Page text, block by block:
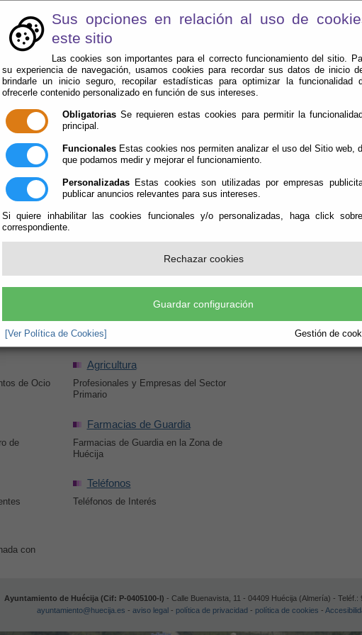
Sus opciones en relación al uso de
este sitio
Las cookies son importantes para el correcto funcionamiento del sitio.
su experiencia de navegación, usamos cookies para recordar sus datos de inicio
brindarle un inicio seguro, recopilar estadísticas para optimizar la funcionalidad
ofrecerle contenido personalizado en función de sus intereses.
Obligatorias Se requieren estas cookies para permitir la
principal.
Funcionales Estas cookies nos permiten analizar el uso del Sitio web,
que podamos medir y mejorar el funcionamiento.
Personalizadas Estas cookies son utilizadas por empresas
publicar anuncios relevantes para sus intereses.
Si quiere inhabilitar las cookies funcionales y/o personalizadas, haga click
correspondiente.
Rechazar cookies
Guardar configuración
[Ver Política de Cookies] Gestión de
Ayuntamiento Administración-e Qué Hacer
de la
Profesionales y Empresas de Servicios
en Huécija
El Sector Industrial en el Municipio de
Huécija
de Ocio
Agricultura
Profesionales y Empresas del Sector
Primario
de
Farmacias de Guardia
Farmacias de Guardia en la Zona de
Huécija
Teléfonos
Teléfonos de Interés
con
Ayuntamiento de Huécija (Cif: P-0405100-I) - Calle Buenavista, 11 - 04409 Huécija (Almería) - Teléf.:
ayuntamiento@huecija.es - aviso legal - política de privacidad - política de cookies -